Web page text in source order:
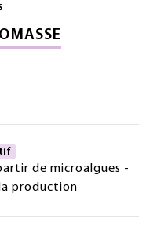
de microalgues -
production